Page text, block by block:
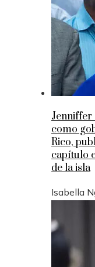
Jenniffer
como
Rico,
capítulo
de la isla
Isabella